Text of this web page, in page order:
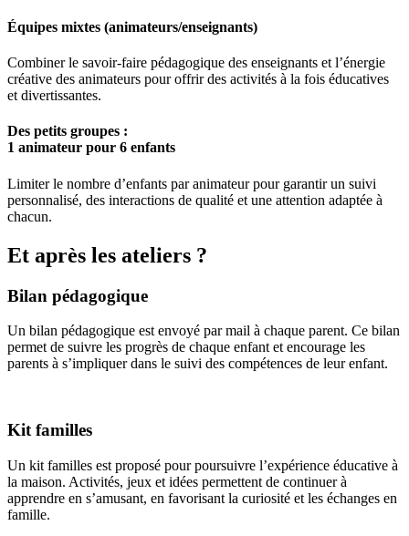
Équipes mixtes (animateurs/enseignants)
Combiner le savoir-faire pédagogique des enseignants et l’énergie
créative des animateurs pour offrir des activités à la fois éducatives
et divertissantes.
Des petits groupes :
1 animateur pour 6 enfants
Limiter le nombre d’enfants par animateur pour garantir un suivi
personnalisé, des interactions de qualité et une attention adaptée à
chacun.
Et après les ateliers ?
Bilan pédagogique
Un bilan pédagogique est envoyé par mail à chaque parent. Ce bilan
permet de suivre les progrès de chaque enfant et encourage les
parents à s’impliquer dans le suivi des compétences de leur enfant.
Kit familles
Un kit familles est proposé pour poursuivre l’expérience éducative à
la maison. Activités, jeux et idées permettent de continuer à
apprendre en s’amusant, en favorisant la curiosité et les échanges en
famille.